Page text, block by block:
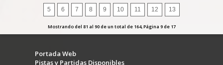
5 6 7 8 9 10 11 12 13
Mostrando del 81 al 90 de un total de 164, Página 9 de 17
Portada Web
Pistas y Partidas Disponibles